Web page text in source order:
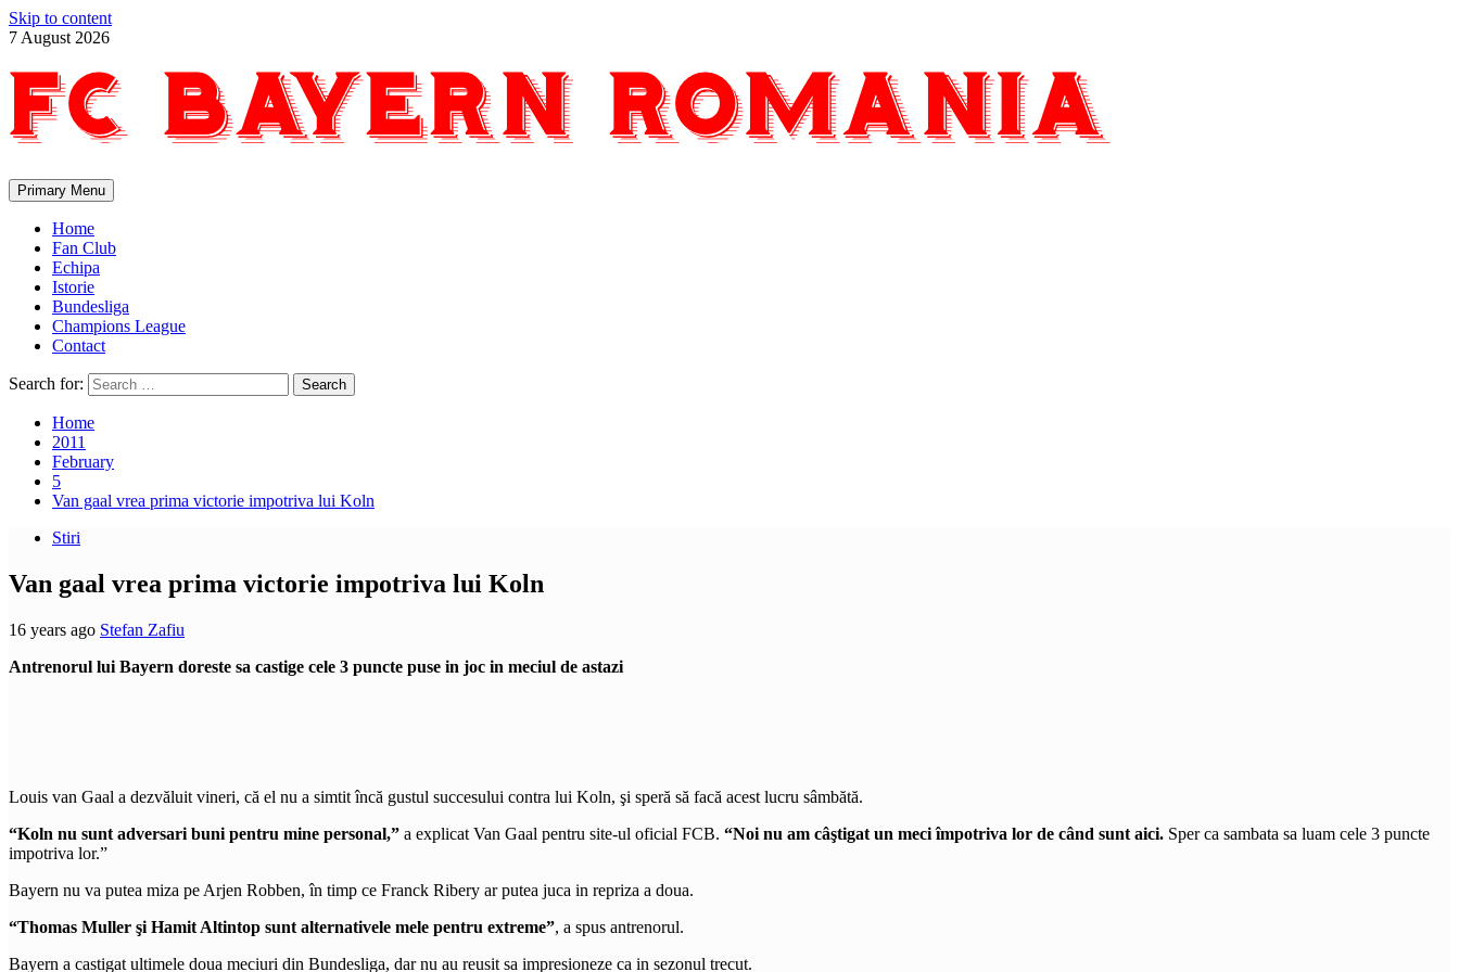
Skip to content
7 August 2026
Primary Menu
Home
Fan Club
Echipa
Istorie
Bundesliga
Champions League
Contact
Search for:
Home
2011
February
5
Van gaal vrea prima victorie impotriva lui Koln
Stiri
Van gaal vrea prima victorie impotriva lui Koln
16 years ago Stefan Zafiu
Antrenorul lui Bayern doreste sa castige cele 3 puncte puse in joc in meciul de astazi
Louis van Gaal a dezvăluit vineri, că el nu a simtit încă gustul succesului contra lui Koln, şi speră să facă acest lucru sâmbătă.
“Koln nu sunt adversari buni pentru mine personal,” a explicat Van Gaal pentru site-ul oficial FCB. “Noi nu am câştigat un meci împotriva lor de când sunt aici. Sper ca sambata sa luam cele 3 puncte
impotriva lor.”
Bayern nu va putea miza pe Arjen Robben, în timp ce Franck Ribery ar putea juca in repriza a doua.
“Thomas Muller şi Hamit Altintop sunt alternativele mele pentru extreme”, a spus antrenorul.
Bayern a castigat ultimele doua meciuri din Bundesliga, dar nu au reusit sa impresioneze ca in sezonul trecut.